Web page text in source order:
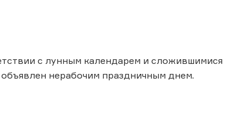
с лунным календарем и сложившимися
нерабочим праздничным днем.